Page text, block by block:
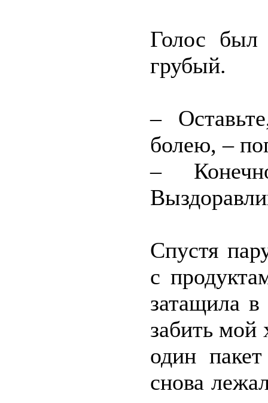
Голос был
грубый.
–
болею, –
–
Спустя
с
затащила
забить мой
один
снова